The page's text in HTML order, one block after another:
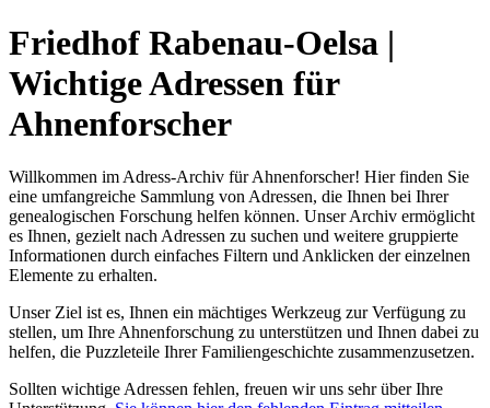
Friedhof Rabenau-Oelsa |
Wichtige Adressen für
Ahnenforscher
Willkommen im Adress-Archiv für Ahnenforscher! Hier finden Sie
eine umfangreiche Sammlung von Adressen, die Ihnen bei Ihrer
genealogischen Forschung helfen können. Unser Archiv ermöglicht
es Ihnen, gezielt nach Adressen zu suchen und weitere gruppierte
Informationen durch einfaches Filtern und Anklicken der einzelnen
Elemente zu erhalten.
Unser Ziel ist es, Ihnen ein mächtiges Werkzeug zur Verfügung zu
stellen, um Ihre Ahnenforschung zu unterstützen und Ihnen dabei zu
helfen, die Puzzleteile Ihrer Familiengeschichte zusammenzusetzen.
Sollten wichtige Adressen fehlen, freuen wir uns sehr über Ihre